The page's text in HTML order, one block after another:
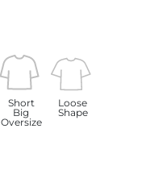
Short
Big
Oversize
Loose
Shape